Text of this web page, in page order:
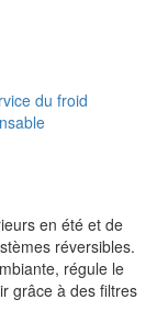
du froid
en été et de
réversibles.
régule le
grâce à des filtres